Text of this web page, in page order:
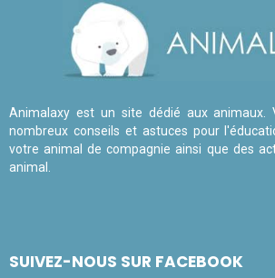
Animalaxy est un site dédié aux animaux.
nombreux conseils et astuces pour
votre animal de compagnie ainsi que des
animal.
SUIVEZ-NOUS SUR FACEBOOK